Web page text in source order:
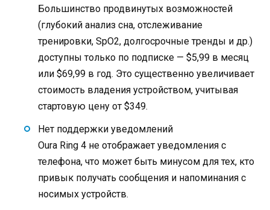
Большинство продвинутых возможностей
(глубокий анализ сна, отслеживание
тренировки, SpO2, долгосрочные тренды и др.)
доступны только по подписке — $5,99 в месяц
или $69,99 в год. Это существенно увеличивает
стоимость владения устройством, учитывая
стартовую цену от $349.
Нет поддержки уведомлений
Oura Ring 4 не отображает уведомления с
телефона, что может быть минусом для тех, кто
привык получать сообщения и напоминания с
носимых устройств.